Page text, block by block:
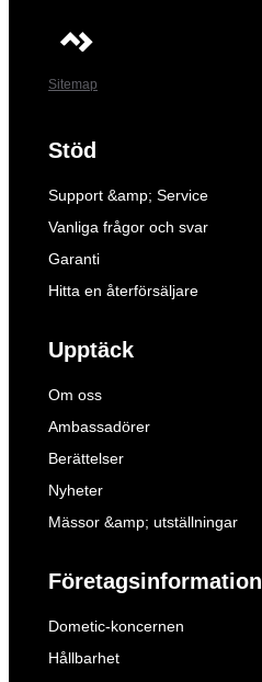
Sitemap
Stöd
Support &amp; Service
Vanliga frågor och svar
Garanti
Hitta en återförsäljare
Upptäck
Om oss
Ambassadörer
Berättelser
Nyheter
Mässor &amp; utställningar
Företagsinformation
Dometic-koncernen
Hållbarhet